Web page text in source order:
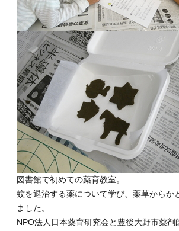
図書館で初めての薬育教室。
蚊を退治する薬について学び、薬草からか
ました。
NPO法人日本薬育研究会と豊後大野市薬剤